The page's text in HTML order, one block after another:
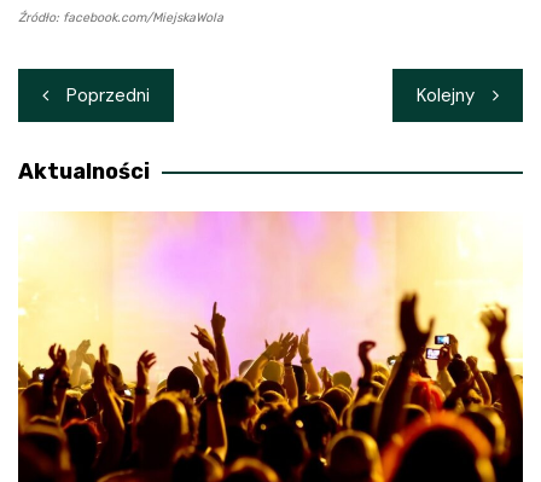
Źródło: facebook.com/MiejskaWola
Nawigacja
wpisu
Poprzedni Kolejny
Aktualności